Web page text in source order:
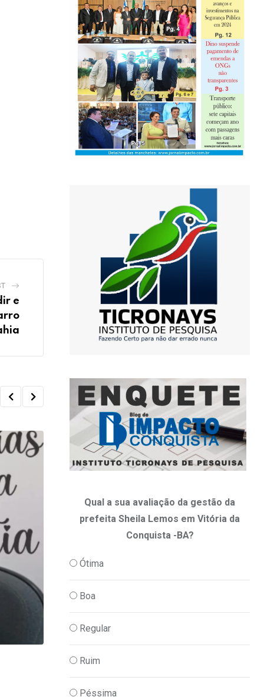
e
,
Querida Titia!!! O Presidente Lula foi
Qual a sua avaliação da gestão da
prefeita Sheila Lemos em Vitória da
Conquista -BA?
Ótima
Boa
Regular
Ruim
Péssima